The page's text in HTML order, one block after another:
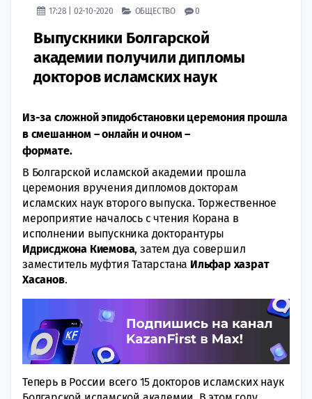
17:28 | 02-10-2020 ОБЩЕСТВО 0
Выпускники Болгарской
академии получили дипломы
докторов исламских наук
Из-за сложной эпидобстановки церемония прошла
в смешанном – онлайн и очном –
формате.
В Болгарской исламской академии прошла
церемония вручения дипломов докторам
исламских наук второго выпуска. Торжественное
мероприятие началось с чтения Корана в
исполнении выпускника докторантуры
Идрисджона Киемова, затем дуа совершил
заместитель муфтия Татарстана Ильфар хазрат
Хасанов.
Теперь в России всего 15 докторов исламских наук